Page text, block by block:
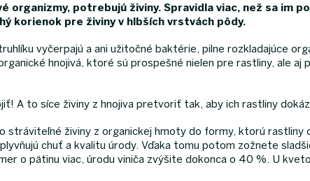
organizmy, potrebujú živiny. Spravidla viac, než sa im
korienok pre živiny v hlbších vrstvách pôdy.
vyčerpajú a ani užitočné baktérie, pilne rozkladajúce
hnojivá, ktoré sú prospešné nielen pre rastliny, ale
A to síce živiny z hnojiva pretvoriť tak, aby ich rastliny
živiny z organickej hmoty do formy, ktorú
chuť a kvalitu úrody. Vďaka tomu potom zožnete
o pätinu viac, úrodu viniča zvýšite dokonca o 40 %. U